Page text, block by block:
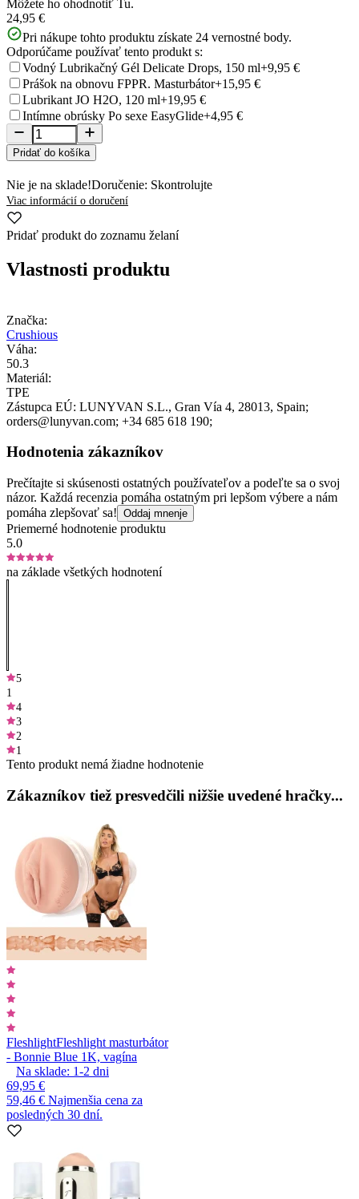
Môžete ho ohodnotiť Tu.
24,95 €
Pri nákupe tohto produktu získate 24 vernostné body.
Odporúčame používať tento produkt s:
Vodný Lubrikačný Gél Delicate Drops, 150 ml+9,95 €
Prášok na obnovu FPPR. Masturbátor+15,95 €
Lubrikant JO H2O, 120 ml+19,95 €
Intímne obrúsky Po sexe EasyGlide+4,95 €
Pridať do košíka
Nie je na sklade!Doručenie: Skontrolujte
Viac informácií o doručení
Pridať produkt do zoznamu želaní
Vlastnosti produktu
Značka:
Crushious
Váha:
50.3
Materiál:
TPE
Zástupca EÚ: LUNYVAN S.L., Gran Vía 4, 28013, Spain;
orders@lunyvan.com; +34 685 618 190;
Hodnotenia zákazníkov
Prečítajte si skúsenosti ostatných používateľov a podeľte sa o svoj
názor. Každá recenzia pomáha ostatným pri lepšom výbere a nám
pomáha zlepšovať sa! Oddaj mnenje
Priemerné hodnotenie produktu
5.0
na základe všetkých hodnotení
5
1
4
3
2
1
Tento produkt nemá žiadne hodnotenie
Zákazníkov tiež presvedčili nižšie uvedené hračky...
FleshlightFleshlight masturbátor
- Bonnie Blue 1K, vagína
Na sklade: 1-2 dni
69,95 €
59,46 € Najmenšia cena za
posledných 30 dní.